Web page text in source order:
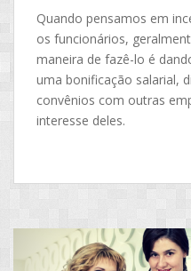
Quando pensamos em
os funcionários,
maneira de fazê-lo é
uma bonificação salarial,
convênios com outras
interesse deles.